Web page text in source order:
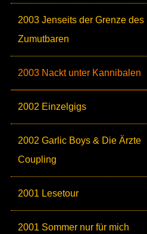
2003 Jenseits der Grenze des
Zumutbaren
2003 Nackt unter Kannibalen
2002 Einzelgigs
2002 Garlic Boys & Die Ärzte
Coupling
2001 Lesetour
2001 Sommer nur für mich